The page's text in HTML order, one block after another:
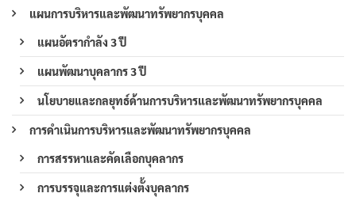
แผนการบริหารและพัฒนาทรัพยากรบุคคล
แผนอัตรากำลัง 3 ปี
แผนพัฒนาบุคลากร 3 ปี
นโยบายและกลยุทธ์ด้านการบริหารและพัฒนาทรัพยากรบุคคล
การดำเนินการบริหารและพัฒนาทรัพยากรบุคคล
การสรรหาและคัดเลือกบุคลากร
การบรรจุและการแต่งตั้งบุคลากร